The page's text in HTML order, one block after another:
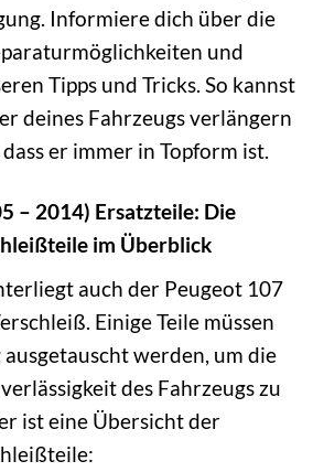
Informiere dich über die
und
Tipps und Tricks. So kannst
deines Fahrzeugs verlängern
er immer in Topform ist.
– 2014) Ersatzteile: Die
im Überblick
auch der Peugeot 107
Einige Teile müssen
werden, um die
des Fahrzeugs zu
ist eine Übersicht der